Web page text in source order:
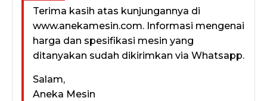
Terima kasih atas kunjungannya di
www.anekamesin.com. Informasi mengenai
harga dan spesifikasi mesin yang
ditanyakan sudah dikirimkan via Whatsapp.
Salam,
Aneka Mesin